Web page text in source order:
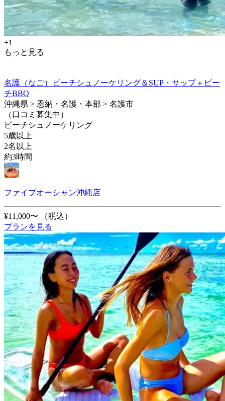
+1
もっと見る
名護（なご）ビーチシュノーケリング＆SUP・サップ＋ビー
チBBQ
沖縄県 > 恩納・名護・本部 > 名護市
（口コミ募集中）
ビーチシュノーケリング
5歳以上
2名以上
約3時間
ファイブオーシャン沖縄店
¥11,000〜
（税込）
プランを見る